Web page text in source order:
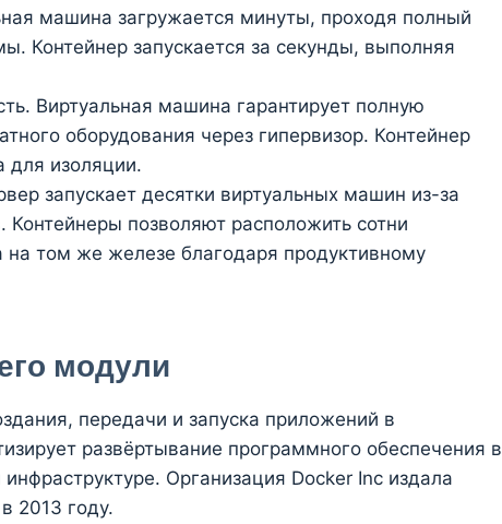
машина загружается минуты, проходя полный
Контейнер запускается за секунды, выполняя
Виртуальная машина гарантирует полную
оборудования через гипервизор. Контейнер
для изоляции.
запускает десятки виртуальных машин из-за
Контейнеры позволяют расположить сотни
на том же железе благодаря продуктивному
модули
передачи и запуска приложений в
развёртывание программного обеспечения в
Организация Docker Inc издала
2013 году.